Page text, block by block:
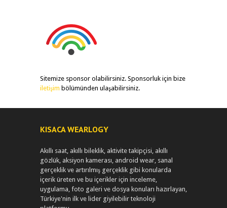
Sitemize sponsor olabilirsiniz. Sponsorluk için bize
iletişim bölümünden ulaşabilirsiniz.
KISACA WEARLOGY
Akıllı saat, akıllı bileklik, aktivite takipçisi, akıllı
gözlük, aksiyon kamerası, android wear, sanal
gerçeklik ve artırılmış gerçeklik gibi konularda
içerik üreten ve bu içerikler için inceleme,
uygulama, foto galeri ve dosya konuları hazırlayan,
Türkiye'nin ilk ve lider giyilebilir teknoloji